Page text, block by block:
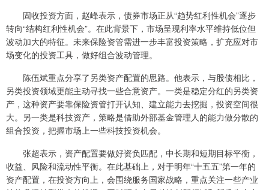
固收投资方面，赵峰表示，债券市场正从“趋势红利性机会”逐步
转向“结构红利性机会”。在此背景下，市场呈现利率水平维持低位但
波动加大的特征。未来保险资管需进一步丰富投资策略，扩充应对市
场变化的投资工具，做好组合波动管理。
陈伍斌重点分享了另类资产配置的思路。他表示，与股债相比，
另类投资领域更能主动寻找一些合意资产。一类是稳定分红的另类资
产，这种资产要靠保险资管打开认知、建立能力去挖掘，投资空间很
大。另一类是科技资产，策略是借助外部基金管理人的能力做分散的
组合投资，把握市场上一些科技投资机会。
张超表示，资产配置要做好资负匹配，中长期和短期目标平衡，
收益、风险和流动性平衡。在此基础上，对于明年“十五五”第一年的
资产配置，在投资方向上，会围绕服务国家战略，重点关注一些产业